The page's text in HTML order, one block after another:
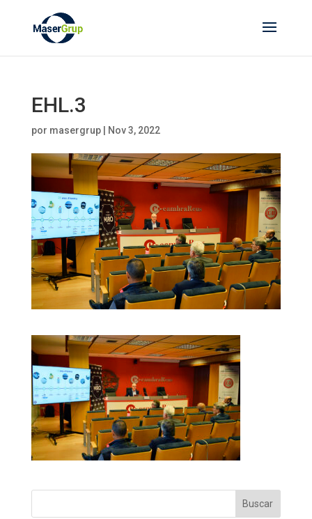
EHL.3
por masergrup| Nov 3, 2022
Buscar